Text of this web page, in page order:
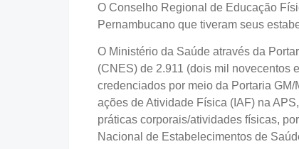
O Conselho Regional de Educação
Pernambucano que tiveram seus
O Ministério da Saúde através da
(CNES) de 2.911 (dois mil novecentos
credenciados por meio da Portaria
ações de Atividade Física (IAF) na
práticas corporais/atividades físicas,
Nacional de Estabelecimentos de